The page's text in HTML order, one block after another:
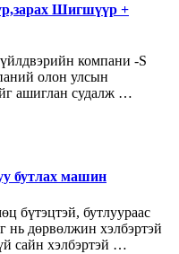
Шигшүүр +
компани -S
олон улсын
ашиглан судалж …
бутлах машин
бүтэцтэй, бутлуураас
нь дөрвөлжин хэлбэртэй
сайн хэлбэртэй …